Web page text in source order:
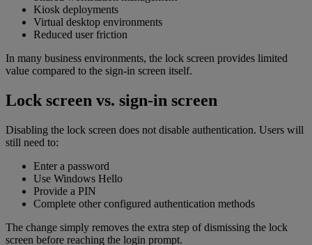
Kiosk deployments
Virtual desktop environments
Reduced user friction
In many business environments, the lock screen provides limited
value compared to the sign-in screen itself.
Lock screen vs. sign-in screen
Disabling the lock screen does not disable authentication. Users will
still need to:
Enter a password
Use Windows Hello
Provide a PIN
Complete other configured authentication methods
The change simply removes the extra step of dismissing the lock
screen before reaching the login prompt.